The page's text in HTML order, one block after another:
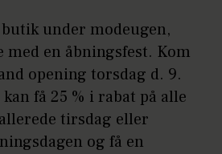
under modeugen,
med en åbningsfest. Kom
opening torsdag d. 9.
få 25 % i rabat på alle
tirsdag eller
og få en